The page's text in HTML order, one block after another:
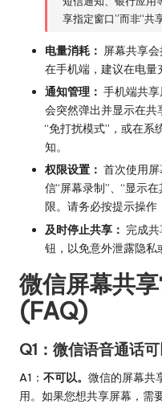
享指定窗口”而非“共
电量消耗： 屏幕共享
在手机端，建议在电量
通知管理： 手机端共
会突然弹出并显示在共
“免打扰模式”，或在系
知。
权限设置： 首次使用
信“屏幕录制”、“显示
限。请务必按提示操作
及时停止共享： 完成
钮，以免意外泄露隐私
微信屏幕共
(FAQ)
Q1：微信语音通话
A1： 不可以。 微信的屏幕共
用。如果您想共享屏幕，需